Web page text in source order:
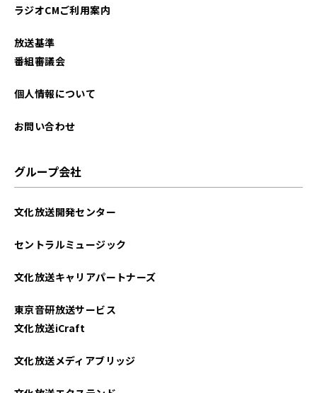
ラジオCMご利用案内
放送基準
番組審議会
個人情報について
お問い合わせ
グループ会社
文化放送開発センター
セントラルミュージック
文化放送キャリアパートナーズ
東京音研放送サービス
文化放送iCraft
文化放送メディアブリッジ